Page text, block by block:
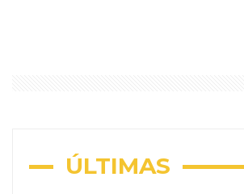
ÚLTIMAS